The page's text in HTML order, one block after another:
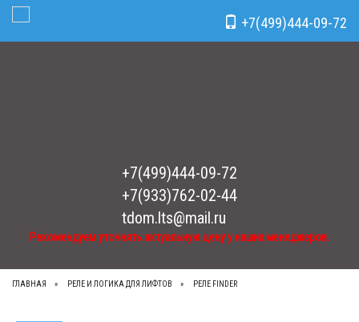
Рекомендуем уточнять актуальную цену у наших менеджеров.
+7(499)444-09-72
+7(933)762-02-44
tdom.lts@mail.ru
Рекомендуем уточнять актуальную цену у наших менеджеров.
+7(499)444-09-72
Toggle Navigation
ГЛАВНАЯ РЕЛЕ И ЛОГИКА ДЛЯ ЛИФТОВ РЕЛЕ FINDЕR